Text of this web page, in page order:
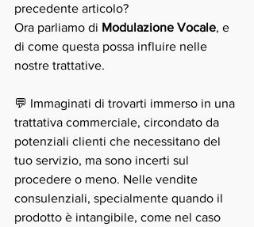
precedente articolo?
Ora parliamo di Modulazione Vocale, e
di come questa possa influire nelle
nostre trattative.
💬 Immaginati di trovarti immerso in una
trattativa commerciale, circondato da
potenziali clienti che necessitano del
tuo servizio, ma sono incerti sul
procedere o meno. Nelle vendite
consulenziali, specialmente quando il
prodotto è intangibile, come nel caso